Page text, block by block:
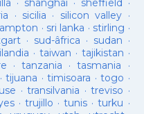
· shanghai · sheffield ·
· sicilia · silicon valley ·
· sri lanka · stirling ·
· sud-âfrica · sudan ·
·taiwan · tajikistan ·
· tanzania ·tasmania ·
·tijuana ·timisoara ·togo ·
·transilvania ·treviso ·
·trujillo ·tunis ·turku ·